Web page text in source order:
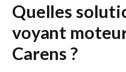
Quelles
voyant
Carens ?